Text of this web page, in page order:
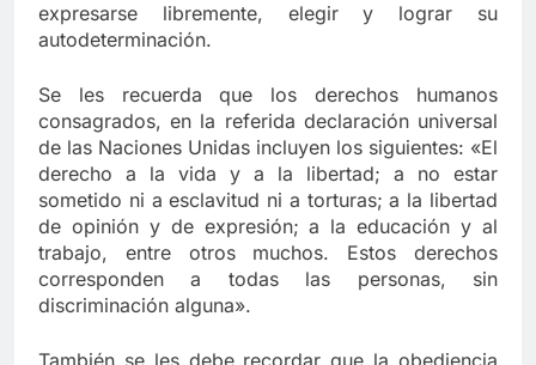
expresarse libremente, elegir y lograr su
autodeterminación.
Se les recuerda que los derechos humanos
consagrados, en la referida declaración universal
de las Naciones Unidas incluyen los siguientes: «El
derecho a la vida y a la libertad; a no estar
sometido ni a esclavitud ni a torturas; a la libertad
de opinión y de expresión; a la educación y al
trabajo, entre otros muchos. Estos derechos
corresponden a todas las personas, sin
discriminación alguna».
También se les debe recordar que la obediencia